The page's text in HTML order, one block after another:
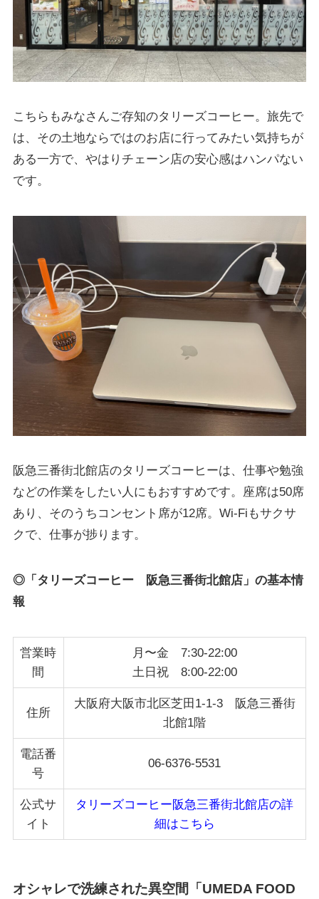
こちらもみなさんご存知のタリーズコーヒー。旅先で
は、その土地ならではのお店に行ってみたい気持ちが
ある一方で、やはりチェーン店の安心感はハンパない
です。
阪急三番街北館店のタリーズコーヒーは、仕事や勉強
などの作業をしたい人にもおすすめです。座席は50席
あり、そのうちコンセント席が12席。Wi-Fiもサクサ
クで、仕事が捗ります。
◎「タリーズコーヒー 阪急三番街北館店」 の基本情
報
営業時
間
月〜金 7:30-22:00
土日祝 8:00-22:00
住所
大阪府大阪市北区芝田1-1-3 阪急三番街
北館1階
電話番
号
06-6376-5531
公式サ
イト
タリーズコーヒー阪急三番街北館店の詳
細はこちら
オシャレで洗練された異空間「UMEDA FOOD